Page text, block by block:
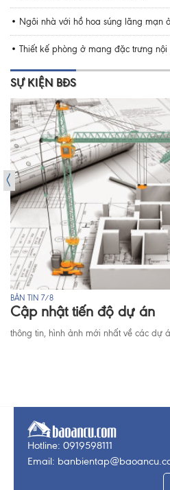
Ngôi nhà với hồ hoa súng lãng mạn
Thiết kế phòng ở mang đặc trưng nội
SỰ KIỆN BĐS
BẢN TIN 7/8
Cập nhật tiến độ dự án
thông tin, hình ảnh mới nhất về các dự
Hotline: 0919598111
Email: